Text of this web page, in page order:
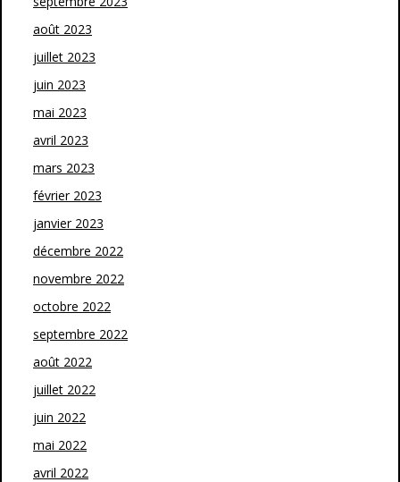
août 2023
juillet 2023
juin 2023
mai 2023
avril 2023
mars 2023
février 2023
janvier 2023
décembre 2022
novembre 2022
octobre 2022
septembre 2022
août 2022
juillet 2022
juin 2022
mai 2022
avril 2022